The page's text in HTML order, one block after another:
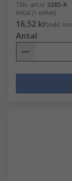
Tillv. art.nr 3285-R
Antal (1 enhet)
16,52 kr(exkl.
Antal